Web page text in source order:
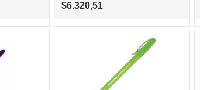
$6.320,51